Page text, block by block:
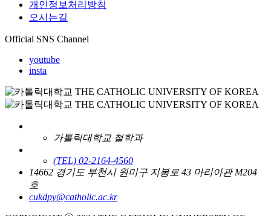
개인정보처리방침
오시는길
Official SNS Channel
youtube
insta
가톨릭대학교 철학과
(TEL) 02-2164-4560
14662 경기도 부천시 원미구 지봉로 43 마리아관 M204
호
cukdpy@catholic.ac.kr